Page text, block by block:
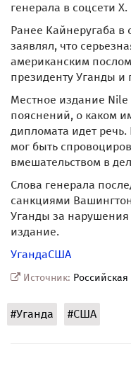
генерала в соцсети X.
Ранее Кайнеругаба в
заявлял, что
американским
президенту Уганды и
Местное издание Nile
пояснений, о каком
дипломата идет
мог быть
вмешательством в
Слова генерала
санкциями
Уганды за нарушения
издание.
УгандаСША
Источник: Российская
#Уганда #США